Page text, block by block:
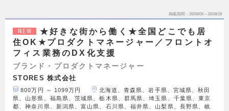
掲載期間 26/08/06～26/08/19
NEW
★好きな街から働く★全国どこでも居
住OK★プロダクトマネージャー／フロントオ
フィス業務のDX化支援
ブランド・プロダクトマネージャー
STORES 株式会社
800万円 ～ 1099万円
北海道、青森県、岩手県、宮城県、秋田
県、山形県、福島県、茨城県、栃木県、群馬県、埼玉県、千葉県、東京
都、神奈川県、新潟県、富山県、石川県、福井県、山梨県、長野県、岐